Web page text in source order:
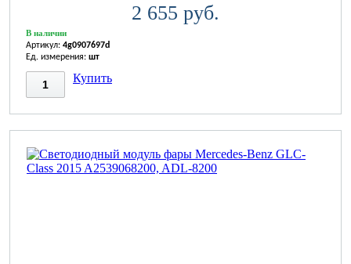
2 655 руб.
В наличии
Артикул: 4g0907697d
Ед. измерения: шт
Купить